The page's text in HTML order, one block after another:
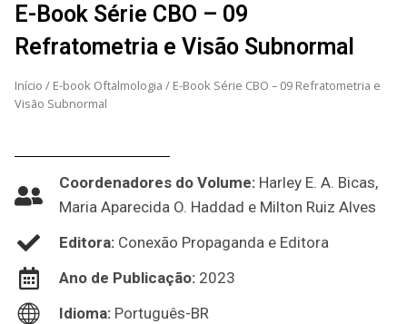
E-Book Série CBO – 09
Refratometria e Visão Subnormal
Início / E-book Oftalmologia / E-Book Série CBO – 09 Refratometria e
Visão Subnormal
Coordenadores do Volume: Harley E. A. Bicas,
Maria Aparecida O. Haddad e Milton Ruiz Alves
Editora: Conexão Propaganda e Editora
Ano de Publicação: 2023
Idioma: Português-BR